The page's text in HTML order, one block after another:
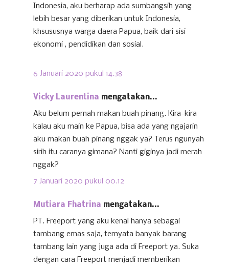
Indonesia, aku berharap ada sumbangsih yang
lebih besar yang diberikan untuk Indonesia,
khsususnya warga daera Papua, baik dari sisi
ekonomi , pendidikan dan sosial.
6 Januari 2020 pukul 14.38
Vicky Laurentina mengatakan...
Aku belum pernah makan buah pinang. Kira-kira
kalau aku main ke Papua, bisa ada yang ngajarin
aku makan buah pinang nggak ya? Terus ngunyah
sirih itu caranya gimana? Nanti giginya jadi merah
nggak?
7 Januari 2020 pukul 00.12
Mutiara Fhatrina mengatakan...
PT. Freeport yang aku kenal hanya sebagai
tambang emas saja, ternyata banyak barang
tambang lain yang juga ada di Freeport ya. Suka
dengan cara Freeport menjadi memberikan